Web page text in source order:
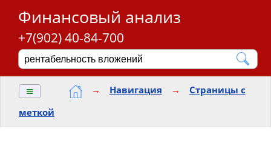
Финансовый анализ
+7(902) 40-84-700
≡ → Навигация →
Страницы с
меткой